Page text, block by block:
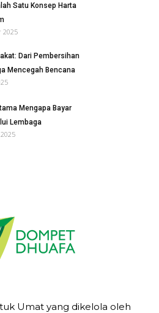
Satu Konsep Harta
2025
Dari Pembersihan
Mencegah Bencana
Mengapa Bayar
Lembaga
Umat yang dikelola oleh